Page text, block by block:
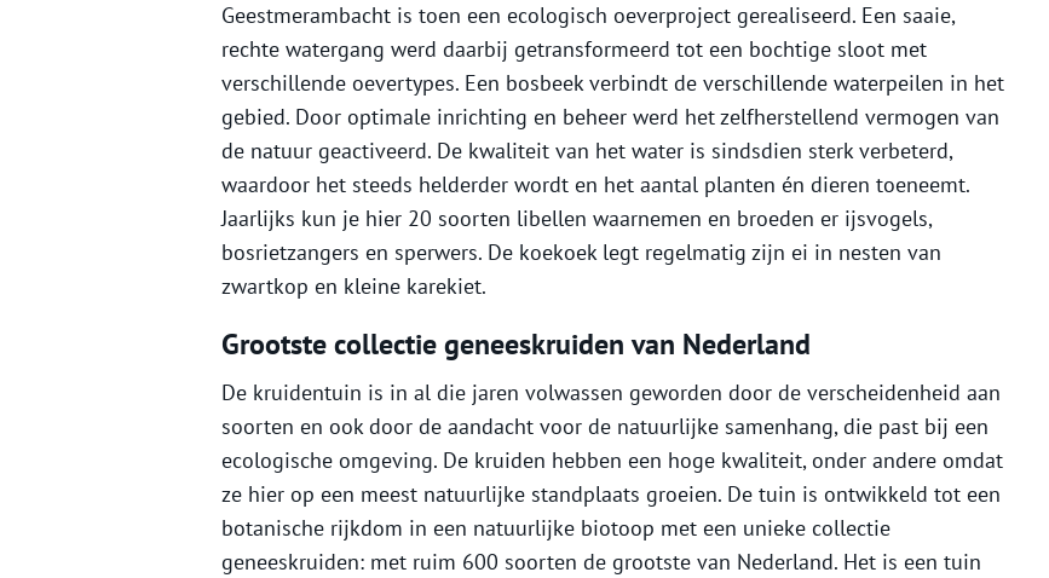
Geestmerambacht is toen een ecologisch oeverproject gerealiseerd. Een saaie,
rechte watergang werd daarbij getransformeerd tot een bochtige sloot met
verschillende oevertypes. Een bosbeek verbindt de verschillende waterpeilen in het
gebied. Door optimale inrichting en beheer werd het zelfherstellend vermogen van
de natuur geactiveerd. De kwaliteit van het water is sindsdien sterk verbeterd,
waardoor het steeds helderder wordt en het aantal planten én dieren toeneemt.
Jaarlijks kun je hier 20 soorten libellen waarnemen en broeden er ijsvogels,
bosrietzangers en sperwers. De koekoek legt regelmatig zijn ei in nesten van
zwartkop en kleine karekiet.
Grootste collectie geneeskruiden van Nederland
De kruidentuin is in al die jaren volwassen geworden door de verscheidenheid aan
soorten en ook door de aandacht voor de natuurlijke samenhang, die past bij een
ecologische omgeving. De kruiden hebben een hoge kwaliteit, onder andere omdat
ze hier op een meest natuurlijke standplaats groeien. De tuin is ontwikkeld tot een
botanische rijkdom in een natuurlijke biotoop met een unieke collectie
geneeskruiden: met ruim 600 soorten de grootste van Nederland. Het is een tuin